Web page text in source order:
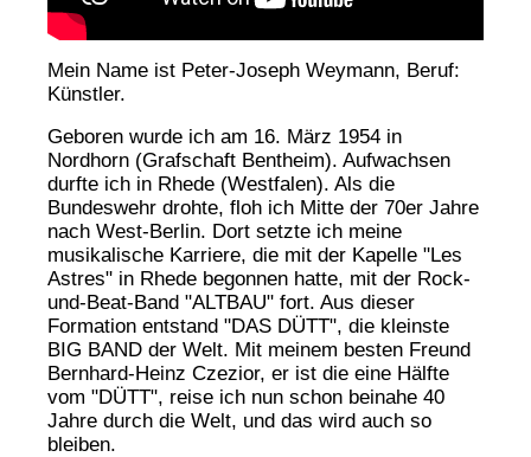
Mein Name ist Peter-Joseph Weymann, Beruf:
Künstler.
Geboren wurde ich am 16. März 1954 in
Nordhorn (Grafschaft Bentheim). Aufwachsen
durfte ich in Rhede (Westfalen). Als die
Bundeswehr drohte, floh ich Mitte der 70er Jahre
nach West-Berlin. Dort setzte ich meine
musikalische Karriere, die mit der Kapelle "Les
Astres" in Rhede begonnen hatte, mit der Rock-
und-Beat-Band "ALTBAU" fort. Aus dieser
Formation entstand "DAS DÜTT", die kleinste
BIG BAND der Welt. Mit meinem besten Freund
Bernhard-Heinz Czezior, er ist die eine Hälfte
vom "DÜTT", reise ich nun schon beinahe 40
Jahre durch die Welt, und das wird auch so
bleiben.